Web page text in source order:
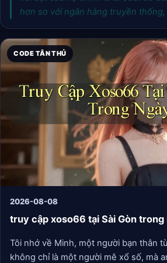
hơn so với ngân hàng truyền
đến Xoso66 như một giải pháp tài
cần thiết. Chương trình vay này
người, đặc biệt là những ai yêu thích
nhưng gặp khó khăn về tài chính.
CODE TÂN THỦ
2026-08-08
truy cập xoso66 tại Sài Gòn trong
Tôi nhớ về Minh, một người bạn thân
không chỉ là một người mê xổ số, mà